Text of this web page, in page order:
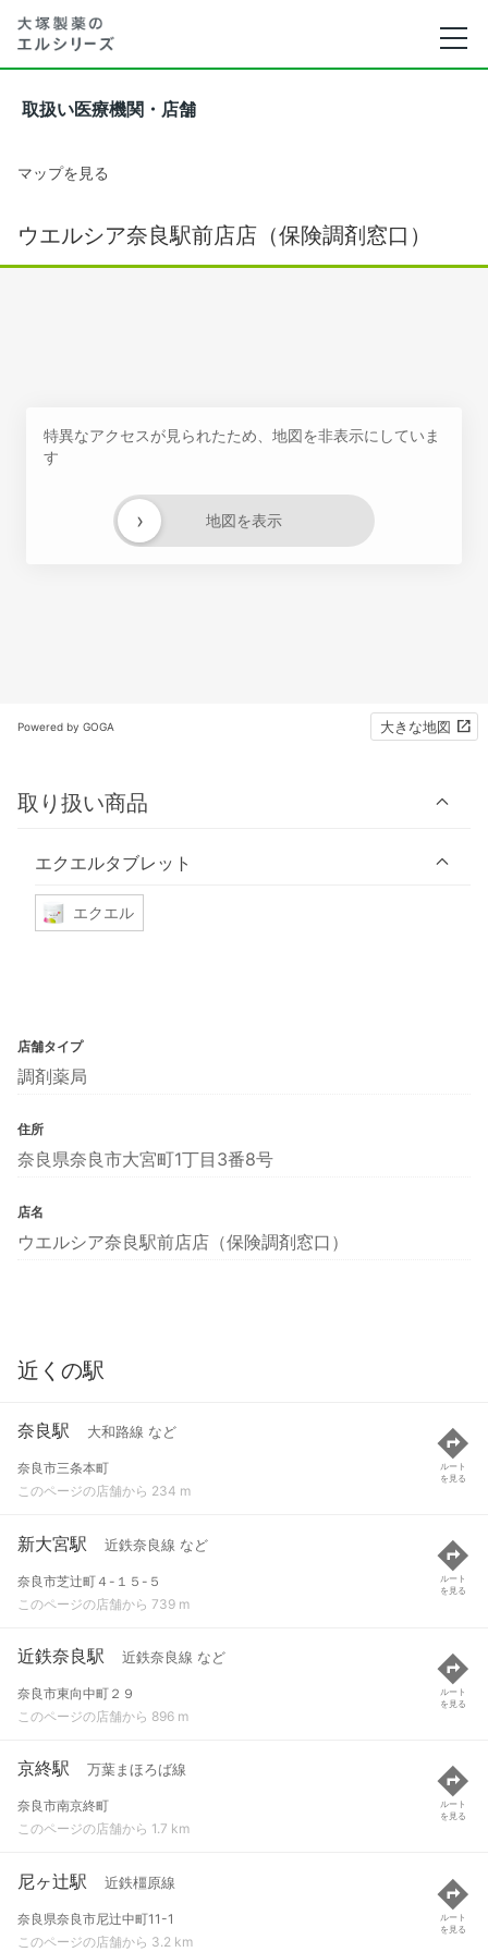
取扱い医療機関・店舗
マップを見る
ウエルシア奈良駅前店店（保険調剤窓口）
特異なアクセスが見られたため、地図を非表示にしていま
す
地図を表示
›
Powered by GOGA 大きな地図
取り扱い商品
エクエルタブレット
エクエル
店舗タイプ
調剤薬局
住所
奈良県奈良市大宮町1丁目3番8号
店名
ウエルシア奈良駅前店店（保険調剤窓口）
近くの駅
奈良駅 大和路線 など
奈良市三条本町
このページの店舗から 234 m
ルート
を見る
新大宮駅 近鉄奈良線 など
奈良市芝辻町４-１５-５
このページの店舗から 739 m
ルート
を見る
近鉄奈良駅 近鉄奈良線 など
奈良市東向中町２９
このページの店舗から 896 m
ルート
を見る
京終駅 万葉まほろば線
奈良市南京終町
このページの店舗から 1.7 km
ルート
を見る
尼ヶ辻駅 近鉄橿原線
奈良県奈良市尼辻中町11-1
このページの店舗から 3.2 km
ルート
を見る